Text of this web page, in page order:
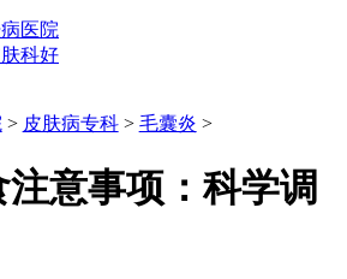
医院
科好
> 皮肤病专科> 毛囊炎 >
意事项：科学调